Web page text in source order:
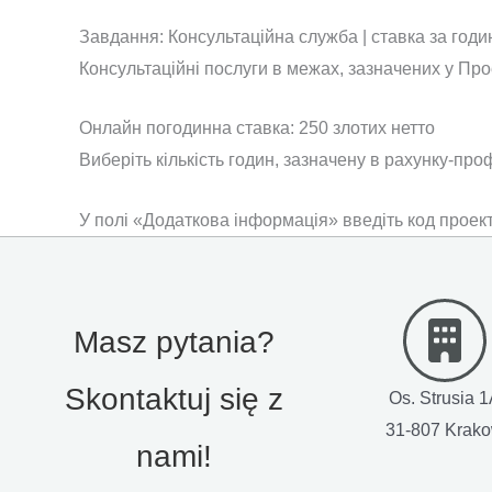
Завдання: Консультаційна служба | ставка за
Консультаційні послуги в межах, зазначених у
Онлайн погодинна ставка: 250 злотих нетто
Виберіть кількість годин, зазначену в рахунку-
У полі «Додаткова інформація» введіть код
Masz pytania?
Skontaktuj się z
nami!
Os. Strusia
31-807